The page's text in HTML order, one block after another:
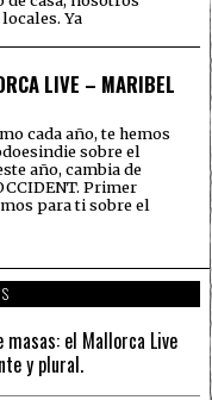
Ya
LIVE – MARIBEL
cada año, te hemos
sobre el
año, cambia de
Primer
para ti sobre el
masas: el Mallorca Live
y plural.